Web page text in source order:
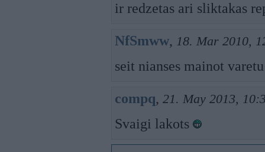
ir redzetas ari sliktakas
NfSmww, 18. Mar 2010,
seit nianses mainot
compq, 21. May 2013,
Svaigi lakots